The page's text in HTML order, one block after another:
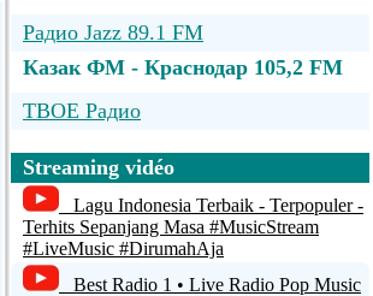
Радио Jazz 89.1 FM
Казак ФМ - Краснодар 105,2 FM
TBOE Радио
-
loveclassics
GotRadio - Classic Rock
Streaming vidéo
Lagu Indonesia Terbaik - Terpopuler -
Terhits Sepanjang Masa #MusicStream
#LiveMusic #DirumahAja
Best Radio 1 • Live Radio Pop Music